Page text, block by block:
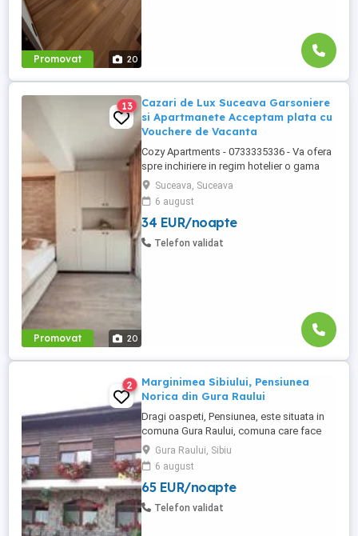
Promovat 20
Promovat 20
13
Cazari de Lux Suceava Garsoniere
si Apartmanete Acceptam plata cu
Vouchere de Vacanta
Cozy Apartments - 0733335336 - Va ofera
spre inchiriere in regim hotelier o gama
variata de apartamente si garsoniere
situate in puncte cheie ale orasului
Suceava: Bulevardul George Enescu.
Kaufland George Enescu In centrul
Orasului pe Esplanada langa McDonald's.
Suceava, Suceava
6 august
34 EUR/noapte
Telefon validat
2
Marginimea Sibiului, Pensiunea
Norica din Gura Raului
Dragi oaspeti, Pensiunea, este situata in
comuna Gura Raului, comuna care face
parte din salba celor mai vechi, frumoase
si instarite asezari ce alcatuiesc
Marginimea Sibiului, la 18 km de Sibiu in
directia Sebes (Cristian, Orlat, Gura
Raului). Pentru cazare va stau la dispozitie
Gura Raului, Sibiu
6 august
65 EUR/noapte
Telefon validat